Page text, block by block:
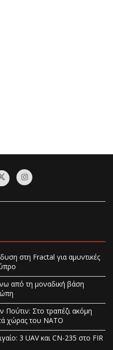
στη Fractal για αμυντικές
από τη μοναδική βάση
Πούτιν: Στο τραπέζι ακόμη
χώρας του ΝΑΤΟ
3 UAV και CN-235 στο FIR